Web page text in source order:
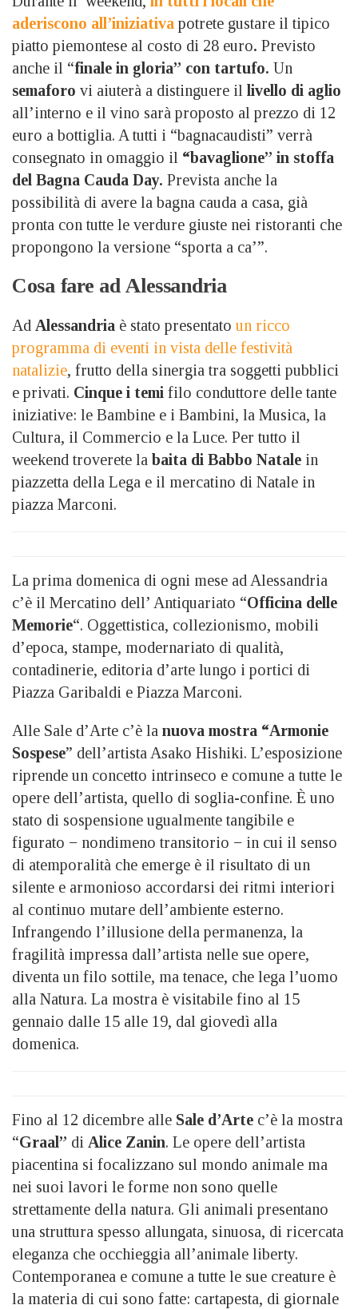
aderiscono all’iniziativa potrete gustare il tipico
piatto piemontese al costo di 28 euro. Previsto
anche il “finale in gloria” con tartufo. Un
semaforo vi aiuterà a distinguere il livello di aglio
all’interno e il vino sarà proposto al prezzo di 12
euro a bottiglia. A tutti i “bagnacaudisti” verrà
consegnato in omaggio il “bavaglione” in stoffa
del Bagna Cauda Day. Prevista anche la
possibilità di avere la bagna cauda a casa, già
pronta con tutte le verdure giuste nei ristoranti che
propongono la versione “sporta a ca’”.
Cosa fare ad Alessandria
Ad Alessandria è stato presentato un ricco
programma di eventi in vista delle festività
natalizie, frutto della sinergia tra soggetti pubblici
e privati. Cinque i temi filo conduttore delle tante
iniziative: le Bambine e i Bambini, la Musica, la
Cultura, il Commercio e la Luce. Per tutto il
weekend troverete la baita di Babbo Natale in
piazzetta della Lega e il mercatino di Natale in
piazza Marconi.
La prima domenica di ogni mese ad Alessandria
c’è il Mercatino dell’ Antiquariato “Officina delle
Memorie“. Oggettistica, collezionismo, mobili
d’epoca, stampe, modernariato di qualità,
contadinerie, editoria d’arte lungo i portici di
Piazza Garibaldi e Piazza Marconi.
Alle Sale d’Arte c’è la nuova mostra “Armonie
Sospese” dell’artista Asako Hishiki. L’esposizione
riprende un concetto intrinseco e comune a tutte le
opere dell’artista, quello di soglia-confine. È uno
stato di sospensione ugualmente tangibile e
figurato − nondimeno transitorio − in cui il senso
di atemporalità che emerge è il risultato di un
silente e armonioso accordarsi dei ritmi interiori
al continuo mutare dell’ambiente esterno.
Infrangendo l’illusione della permanenza, la
fragilità impressa dall’artista nelle sue opere,
diventa un filo sottile, ma tenace, che lega l’uomo
alla Natura. La mostra è visitabile fino al 15
gennaio dalle 15 alle 19, dal giovedì alla
domenica.
Fino al 12 dicembre alle Sale d’Arte c’è la mostra
“Graal” di Alice Zanin. Le opere dell’artista
piacentina si focalizzano sul mondo animale ma
nei suoi lavori le forme non sono quelle
strettamente della natura. Gli animali presentano
una struttura spesso allungata, sinuosa, di ricercata
eleganza che occhieggia all’animale liberty.
Contemporanea e comune a tutte le sue creature è
la materia di cui sono fatte: cartapesta, di giornale